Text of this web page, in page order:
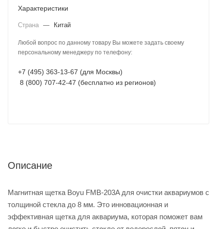
Характеристики
Страна — Китай
Любой вопрос по данному товару Вы можете задать своему
персональному менеджеру по телефону:
+7 (495) 363-13-67 (для Москвы)
8 (800) 707-42-47 (бесплатно из регионов)
Описание
Магнитная щетка Boyu FMB-203A для очистки аквариумов с
толщиной стекла до 8 мм. Это инновационная и
эффективная щетка для аквариума, которая поможет вам